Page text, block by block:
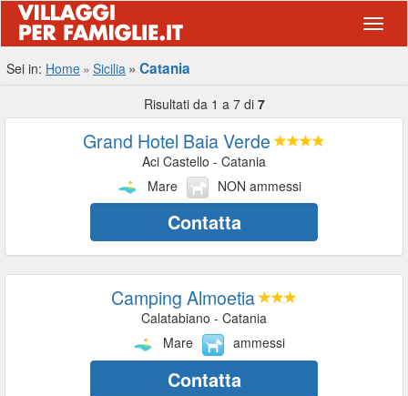
Sei in: Home Sicilia Catania
Risultati da 1 a 7 di 7
Grand Hotel Baia Verde
Aci Castello - Catania
Mare
NON ammessi
Contatta
Camping Almoetia
Calatabiano - Catania
Mare
ammessi
Contatta